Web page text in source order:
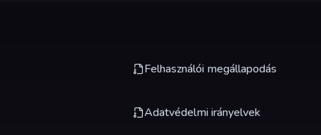
Felhasználói megállapodás
Adatvédelmi irányelvek